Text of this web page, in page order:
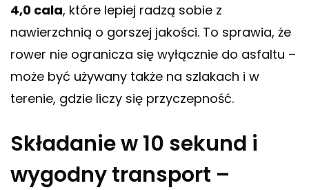
4,0 cala, które lepiej radzą sobie z
nawierzchnią o gorszej jakości. To sprawia, że
rower nie ogranicza się wyłącznie do asfaltu –
może być używany także na szlakach i w
terenie, gdzie liczy się przyczepność.
Składanie w 10 sekund i
wygodny transport –